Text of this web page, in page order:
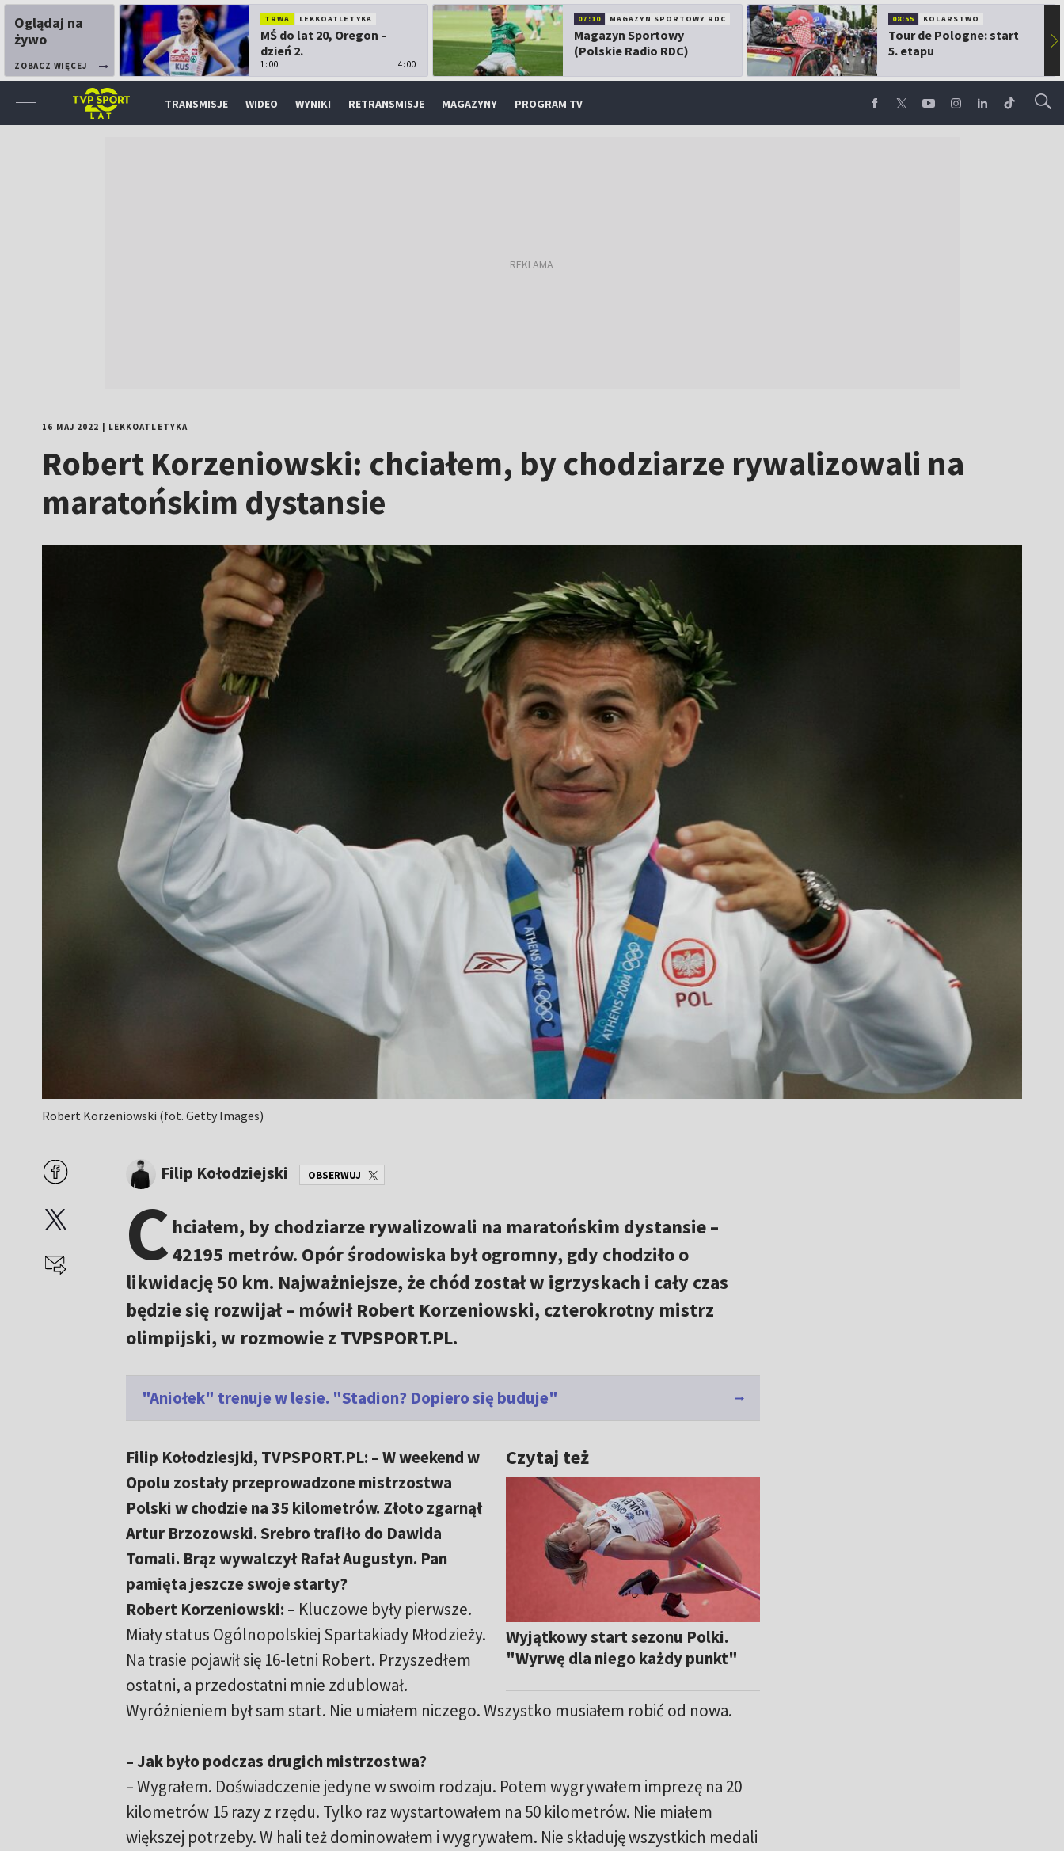
Oglądaj na
żywo
ZOBACZ WIĘCEJ
TRWA LEKKOATLETYKA
MŚ do lat 20, Oregon –
dzień 2.
1:00 4:00
07:10 MAGAZYN SPORTOWY RDC
Magazyn Sportowy
(Polskie Radio RDC)
08:55 KOLARSTWO
Tour de Pologne: start
5. etapu
▶
TRANSMISJE WIDEO WYNIKI RETRANSMISJE MAGAZYNY PROGRAM TV
16 MAJ 2022 LEKKOATLETYKA
Robert Korzeniowski: chciałem, by chodziarze rywalizowali na
maratońskim dystansie
Robert Korzeniowski (fot. Getty Images)
Filip Kołodziejski OBSERWUJ
C hciałem, by chodziarze rywalizowali na maratońskim dystansie –
42195 metrów. Opór środowiska był ogromny, gdy chodziło o
likwidację 50 km. Najważniejsze, że chód został w igrzyskach i cały czas
będzie się rozwijał – mówił Robert Korzeniowski, czterokrotny mistrz
olimpijski, w rozmowie z TVPSPORT.PL.
"Aniołek" trenuje w lesie. "Stadion? Dopiero się buduje"
Czytaj też
Wyjątkowy start sezonu Polki.
"Wyrwę dla niego każdy punkt"
Filip Kołodziesjki, TVPSPORT.PL: – W weekend w
Opolu zostały przeprowadzone mistrzostwa
Polski w chodzie na 35 kilometrów. Złoto zgarnął
Artur Brzozowski. Srebro trafiło do Dawida
Tomali. Brąz wywalczył Rafał Augustyn. Pan
pamięta jeszcze swoje starty?
Robert Korzeniowski: – Kluczowe były pierwsze.
Miały status Ogólnopolskiej Spartakiady Młodzieży.
Na trasie pojawił się 16-letni Robert. Przyszedłem
ostatni, a przedostatni mnie zdublował.
Wyróżnieniem był sam start. Nie umiałem niczego. Wszystko musiałem robić od nowa.
– Jak było podczas drugich mistrzostwa?
– Wygrałem. Doświadczenie jedyne w swoim rodzaju. Potem wygrywałem imprezę na 20
kilometrów 15 razy z rzędu. Tylko raz wystartowałem na 50 kilometrów. Nie miałem
większej potrzeby. W hali też dominowałem i wygrywałem. Nie składuję wszystkich medali